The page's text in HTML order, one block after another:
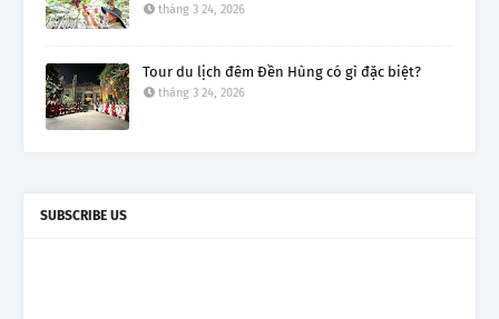
tháng 3 24, 2026
Tour du lịch đêm Đền Hùng có gì đặc biệt?
tháng 3 24, 2026
SUBSCRIBE US